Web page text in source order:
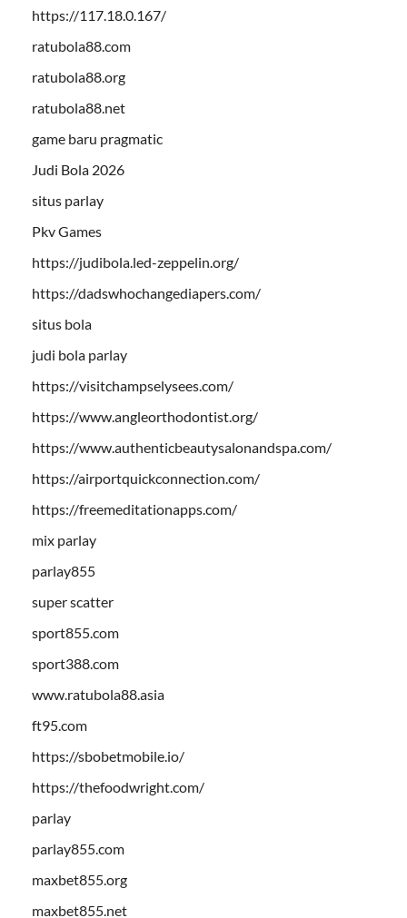
https://117.18.0.167/
ratubola88.com
ratubola88.org
ratubola88.net
game baru pragmatic
Judi Bola 2026
situs parlay
Pkv Games
https://judibola.led-zeppelin.org/
https://dadswhochangediapers.com/
situs bola
judi bola parlay
https://visitchampselysees.com/
https://www.angleorthodontist.org/
https://www.authenticbeautysalonandspa.com/
https://airportquickconnection.com/
https://freemeditationapps.com/
mix parlay
parlay855
super scatter
sport855.com
sport388.com
www.ratubola88.asia
ft95.com
https://sbobetmobile.io/
https://thefoodwright.com/
parlay
parlay855.com
maxbet855.org
maxbet855.net